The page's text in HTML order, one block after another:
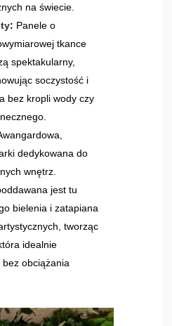
na świecie.
: Panele o
tkance
spektakularny,
soczystość i
bez kropli wody czy
dedykowana do
wnętrz.
jest tu
bielenia i zatapiana
tworząc
idealnie
bez obciążania